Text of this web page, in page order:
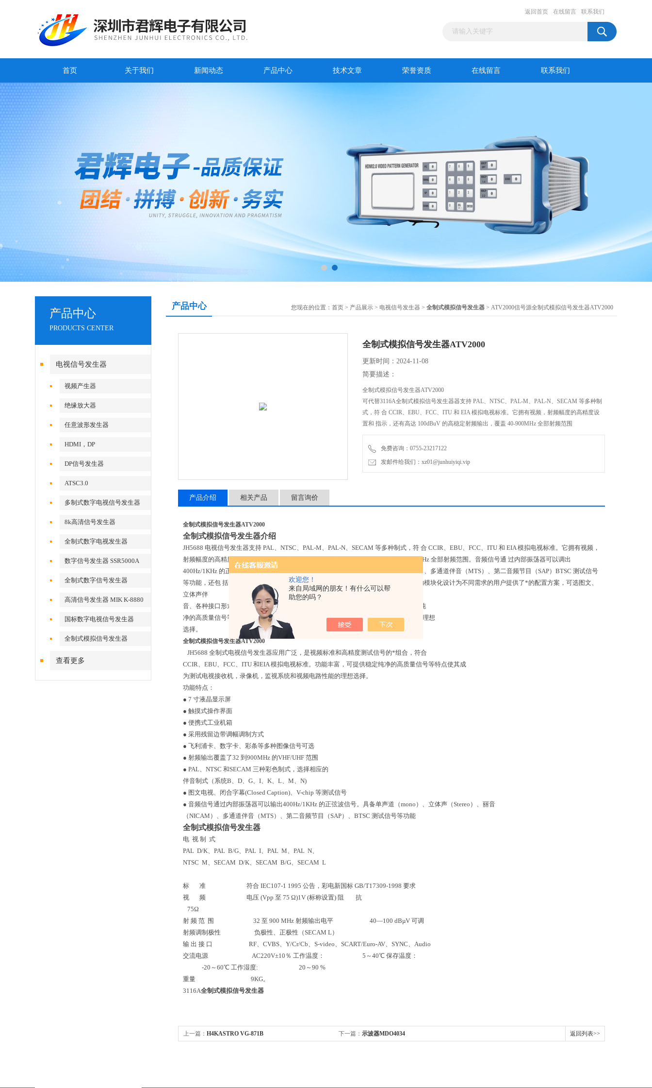
欢迎您！
来自局域网的朋友！有什么可以帮
助您的吗？
返回首页 在线留言 联系我们
首页 关于我们 新闻动态 产品中心 技术文章 荣誉资质 在线留言 联系我们
产品中心
PRODUCTS CENTER
电视信号发生器
视频产生器
绝缘放大器
任意波形发生器
HDMI，DP
DP信号发生器
ATSC3.0
多制式数字电视信号发生器
8k高清信号发生器
全制式数字电视发生器
数字信号发生器 SSR5000A
全制式数字信号发生器
MSD5000A
高清信号发生器 MIK K-8880
国标数字电视信号发生器
全制式模拟信号发生器
查看更多
产品中心 您现在的位置： 首页 > 产品展示 > 电视信号发生器 > 全制式模拟信号发生器 > ATV2000信号源全制式模拟信号发生器ATV2000
全制式模拟信号发生器ATV2000
更新时间：2024-11-08
简要描述：
全制式模拟信号发生器ATV2000
可代替3116A全制式模拟信号发生器器支持 PAL、NTSC、PAL-M、PAL-N、SECAM 等多种制
式，符 合 CCIR、EBU、FCC、ITU 和 EIA 模拟电视标准。它拥有视频，射频幅度的高精度设
置和 指示，还有高达 100dBuV 的高稳定射频输出，覆盖 40-900MHz 全部射频范围
免费咨询：0755-23217122
发邮件给我们：xz01@junhuiyiqi.vip
产品介绍 相关产品 留言询价
全制式模拟信号发生器ATV2000
全制式模拟信号发生器介绍
JH5688 电视信号发生器支持 PAL、NTSC、PAL-M、PAL-N、SECAM 等多种制式，符 合 CCIR、EBU、FCC、ITU 和 EIA 模拟电视标准。它拥有视频，
射频幅度的高精度设置和 指示，还有高达 100dBuV 的高稳定射频输出，覆盖 40-900MHz 全部射频范围。音频信号通 过内部振荡器可以调出
400Hz/1KHz 的正弦波。它具有单声道（mono）、立体声（Stereo）、 丽音（NICAM）、多通道伴音（MTS）、第二音频节目（SAP）BTSC 测试信号
等功能，还包 括图文电视、闭合字幕(ClosedCaption)、V-CHIP 等测试信号。 JH5688 的模块化设计为不同需求的用户提供了*的配置方案，可选图文、
立体声伴
音、各种接口形式等使其刚好满足应用之需而*浪费投资之虞。功能丰富，可提供稳定纯
净的高质量信号等特点使其成为测试电视接收机，录像机，监视系统和视频电路性能的理想
选择。
全制式模拟信号发生器ATV2000
JH5688 全制式电视信号发生器应用广泛，是视频标准和高精度测试信号的*组合，符合
CCIR、EBU、FCC、ITU 和EIA 模拟电视标准。功能丰富，可提供稳定纯净的高质量信号等特点使其成
为测试电视接收机，录像机，监视系统和视频电路性能的理想选择。
功能特点：
● 7 寸液晶显示屏
● 触摸式操作界面
● 便携式工业机箱
● 采用残留边带调幅调制方式
● 飞利浦卡、数字卡、彩条等多种图像信号可选
● 射频输出覆盖了32 到900MHz 的VHF/UHF 范围
● PAL、NTSC 和SECAM 三种彩色制式，选择相应的
伴音制式（系统B、D、G、I、K、L、M、N)
● 图文电视、闭合字幕(Closed Caption)、V-chip 等测试信号
● 音频信号通过内部振荡器可以输出400Hz/1KHz 的正弦波信号。具备单声道（mono）、立体声（Stereo）、丽音
（NICAM）、多通道伴音（MTS）、第二音频节目（SAP）、BTSC 测试信号等功能
全制式模拟信号发生器
电 视 制 式
PAL D/K、PAL B/G、PAL I、PAL M、PAL N、
NTSC M、SECAM D/K、SECAM B/G、SECAM L
标 准 符合 IEC107-1 1995 公告，彩电新国标 GB/T17309-1998 要求
视 频 电压 (Vpp 至 75 Ω)1V (标称设置) 阻 抗
75Ω
射 频 范 围 32 至 900 MHz 射频输出电平 40—100 dBµV 可调
射频调制极性 负极性、正极性（SECAM L）
输 出 接 口 RF、CVBS、Y/Cr/Cb、S-video、SCART/Euro-AV、SYNC、Audio
交流电源 AC220V±10％ 工作温度： 5～40℃ 保存温度：
-20～60℃ 工作湿度: 20～90 %
重量 9KG。
3116A全制式模拟信号发生器
上一篇： H4KASTRO VG-871B 下一篇： 示波器MDO4034 返回列表>>